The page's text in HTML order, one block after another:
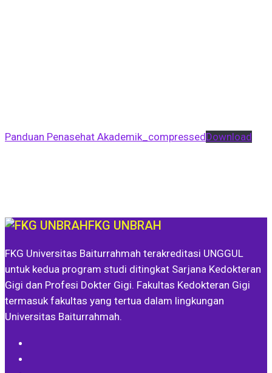
Panduan Penasehat Akademik_compressedDownload
FKG UNBRAH
FKG Universitas Baiturrahmah terakreditasi UNGGUL
untuk kedua program studi ditingkat Sarjana Kedokteran
Gigi dan Profesi Dokter Gigi. Fakultas Kedokteran Gigi
termasuk fakultas yang tertua dalam lingkungan
Universitas Baiturrahmah.